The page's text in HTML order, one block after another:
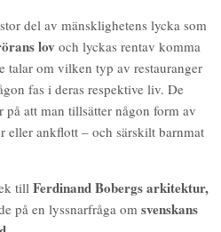
del av mänsklighetens lycka som
lov och lyckas rentav komma
talar om vilken typ av restauranger
fas i deras respektive liv. De
på att man tillsätter någon form av
eller ankflott – och särskilt barnmat
till Ferdinand Bobergs arkitektur,
på en lyssnarfråga om svenskans